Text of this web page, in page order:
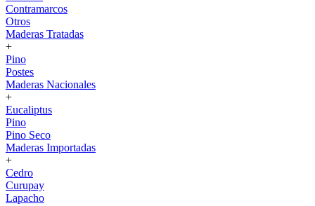
Contramarcos
Otros
Maderas Tratadas
+
Pino
Postes
Maderas Nacionales
+
Eucaliptus
Pino
Pino Seco
Maderas Importadas
+
Cedro
Curupay
Lapacho